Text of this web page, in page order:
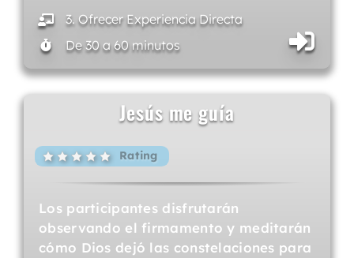
3. Ofrecer Experiencia Directa
De 30 a 60 minutos
Jesús me guía
Rating
Los participantes disfrutarán
observando el firmamento y meditarán
cómo Dios dejó las constelaciones para